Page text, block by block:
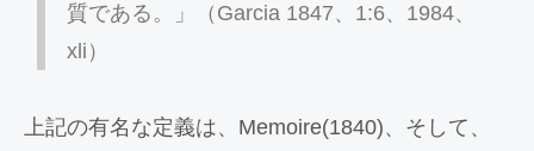
質である。」（Garcia 1847、1:6、1984、
xli）
上記の有名な定義は、Memoire(1840)、そして、